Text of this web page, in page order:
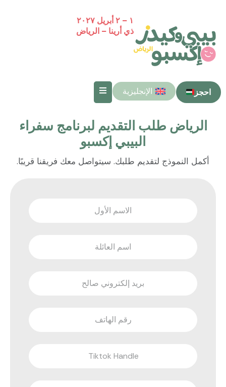
١ – ٢ أبريل ٢٠٢٧
ذي أرينا – الرياض
احجز الإنجليزية
الرياض طلب التقديم لبرنامج سفراء
البيبي إكسبو
أكمل النموذج لتقديم طلبك. سيتواصل معك فريقنا قريبًا.